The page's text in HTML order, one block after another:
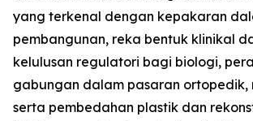
yang terkenal dengan kepakaran
pembangunan, reka bentuk klinikal
kelulusan regulatori bagi biologi,
gabungan dalam pasaran
serta pembedahan plastik dan